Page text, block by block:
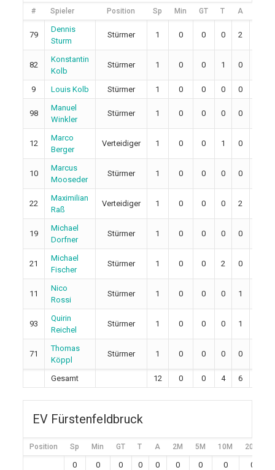
# Spieler Position Sp Min GT T A
79
Dennis
Sturm
Stürmer 1 0 0 0 2
82
Konstantin
Kolb
Stürmer 1 0 0 1 0
9 Louis Kolb Stürmer 1 0 0 0 0
98
Manuel
Winkler
Stürmer 1 0 0 0 0
12
Marco
Berger
Verteidiger 1 0 0 1 0
10
Marcus
Mooseder
Stürmer 1 0 0 0 0
22
Maximilian
Raß
Verteidiger 1 0 0 0 2
19
Michael
Dorfner
Stürmer 1 0 0 0 0
21
Michael
Fischer
Stürmer 1 0 0 2 0
11
Nico
Rossi
Stürmer 1 0 0 0 1
93
Quirin
Reichel
Stürmer 1 0 0 0 1
71
Thomas
Köppl
Stürmer 1 0 0 0 0
Gesamt 12 0 0 4 6
EV Fürstenfeldbruck
Position Sp Min GT T A 2M 5M 10M 20M
0 0 0 0 0 0 0 0 0